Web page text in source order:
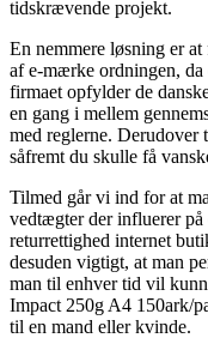
tidskrævende projekt.
En nemmere løsning er
af e-mærke ordningen,
firmaet opfylder de
en gang i mellem
med reglerne. Derudover
såfremt du skulle få
Tilmed går vi ind for at
vedtægter der influerer
returrettighed internet
desuden vigtigt, at man
man til enhver tid vil
Impact 250g A4 150ark/
til en mand eller kvinde.